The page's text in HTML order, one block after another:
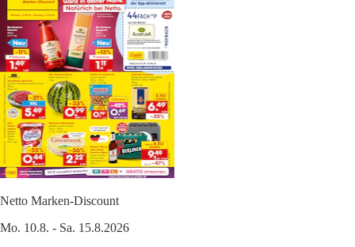
Netto Marken-Discount
Mo. 10.8. - Sa. 15.8.2026